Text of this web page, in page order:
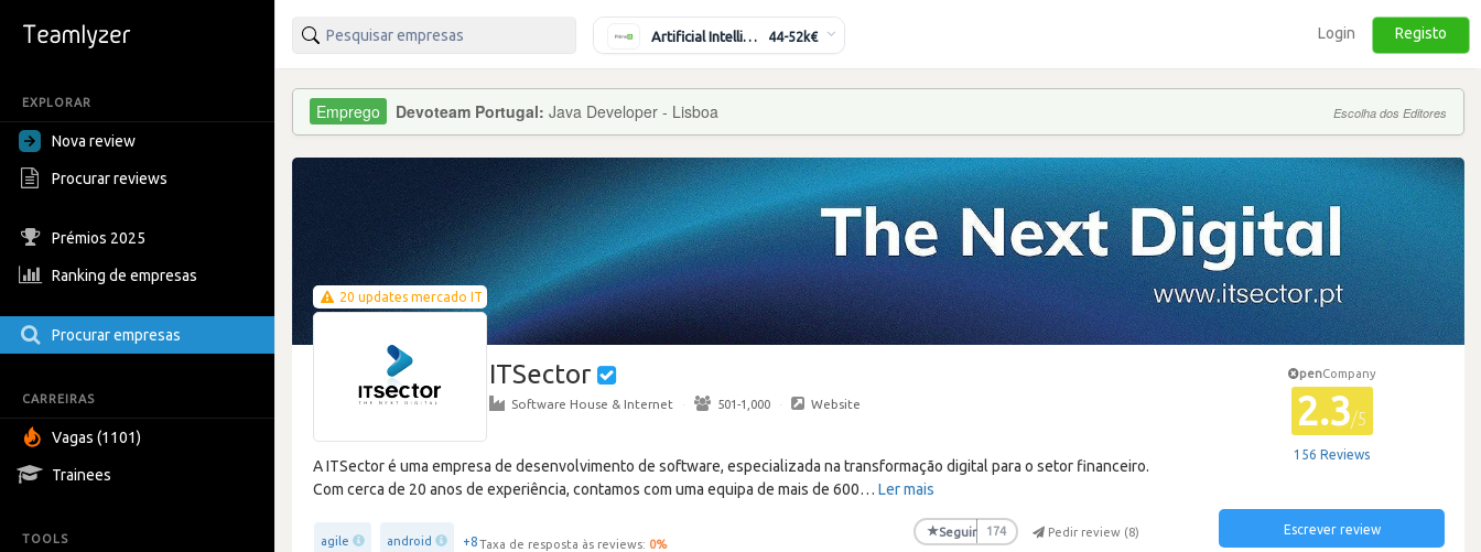
EXPLORAR
Nova review
Procurar reviews
Prémios 2025
Ranking de empresas
Procurar empresas
CARREIRAS
Vagas (1101)
Trainees
TOOLS
Artificial Intelligence Engineer 44-52k€ Login Registo
Devoteam Portugal: Java Developer - Lisboa Escolha dos Editores
20 updates mercado IT
ITSector
Software House & Internet · 501-1,000 · Website
A ITSector é uma empresa de desenvolvimento de software, especializada na transformação digital para o setor financeiro.
Com cerca de 20 anos de experiência, contamos com uma equipa de mais de 600… Ler mais
agile android +8Taxa de resposta às reviews: 0%
★Seguir 174 Pedir review (8)
penCompany
2.3/5
156 Reviews
Escrever review